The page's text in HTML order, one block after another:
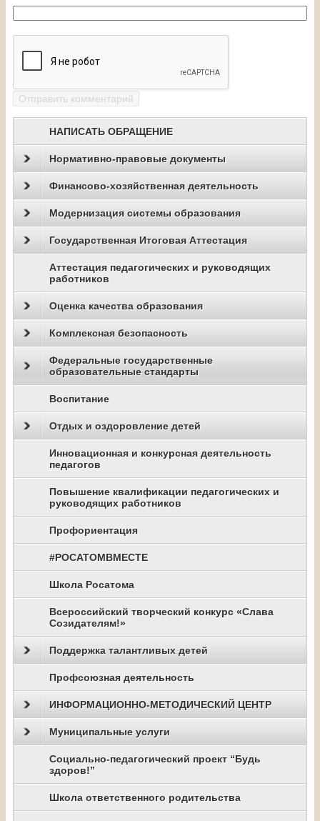
НАПИСАТЬ ОБРАЩЕНИЕ
Нормативно-правовые документы
Финансово-хозяйственная деятельность
Модернизация системы образования
Государственная Итоговая Аттестация
Аттестация педагогических и руководящих
работников
Оценка качества образования
Комплексная безопасность
Федеральные государственные
образовательные стандарты
Воспитание
Отдых и оздоровление детей
Инновационная и конкурсная деятельность
педагогов
Повышение квалификации педагогических и
руководящих работников
Профориентация
#РОСАТОМВМЕСТЕ
Школа Росатома
Всероссийский творческий конкурс «Слава
Созидателям!»
Поддержка талантливых детей
Профсоюзная деятельность
ИНФОРМАЦИОННО-МЕТОДИЧЕСКИЙ ЦЕНТР
Муниципальные услуги
Социально-педагогический проект “Будь
здоров!”
Школа ответственного родительства